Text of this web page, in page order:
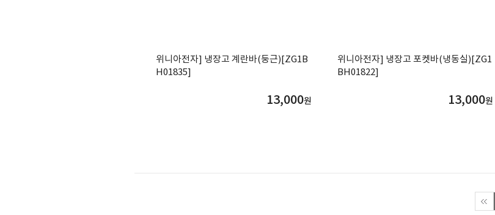
위니아전자] 냉장고 계란바(둥근)[ZG1B
H01835]
13,000원
위니아전자] 냉장고 포켓바(냉동실)[ZG1
BH01822]
13,000원